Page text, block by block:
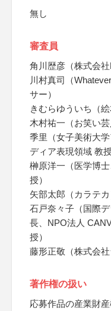
無し
審査員
角川歴彦（株式会社
川村真司（
サー）
きむらゆういち（絵
木村祐一（お笑い芸
季里（女子美術大
ディア表現領域 教授
榊原洋一（医学博
授）
矢部太郎（カラテ
石戸奈々子（国際
長、NPO法人
授）
藤形正敬（株式会
著作権の扱い
応募作品の産業財